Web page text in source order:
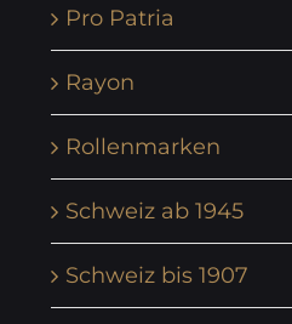
Pro Patria
Rayon
Rollenmarken
Schweiz ab 1945
Schweiz bis 1907